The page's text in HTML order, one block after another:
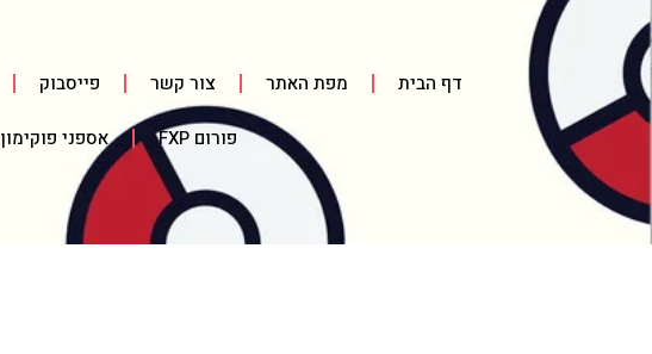
דף הבית מפת האתר צור קשר פייסבוק
פורום FXP אספני פוקימון